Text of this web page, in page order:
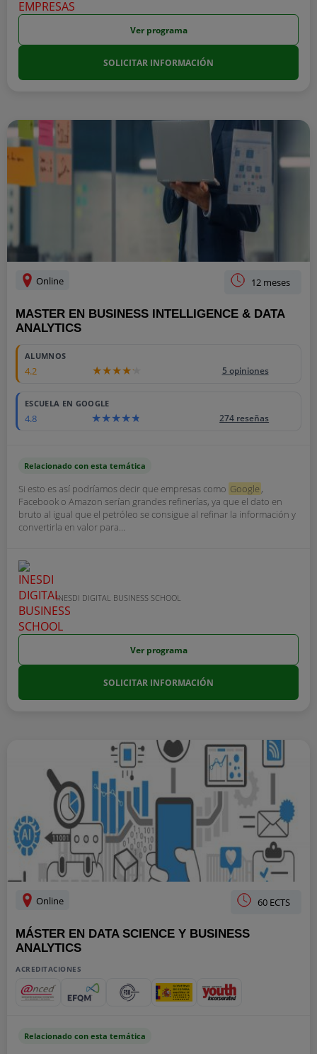
Ver programa
SOLICITAR INFORMACIÓN
Online 12 meses
MASTER EN BUSINESS INTELLIGENCE & DATA
ANALYTICS
ALUMNOS
4.2 5 opiniones
ESCUELA EN GOOGLE
4.8 274 reseñas
Relacionado con esta temática
Si esto es así podríamos decir que empresas como Google,
Facebook o Amazon serían grandes refinerías, ya que el dato en
bruto al igual que el petróleo se consigue al refinar la información y
convertirla en valor para...
INESDI DIGITAL BUSINESS SCHOOL
Ver programa
SOLICITAR INFORMACIÓN
Online 60 ECTS
MÁSTER EN DATA SCIENCE Y BUSINESS
ANALYTICS
ACREDITACIONES
Relacionado con esta temática